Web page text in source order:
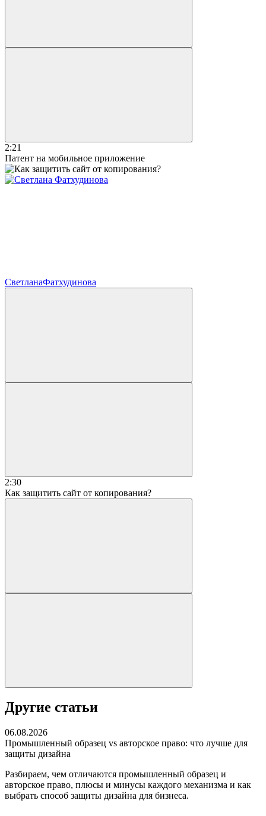
2:21
Патент на мобильное приложение
СветланаФатхудинова
2:30
Как защитить сайт от копирования?
Другие статьи
06.08.2026
Промышленный образец vs авторское право: что лучше для
защиты дизайна
Разбираем, чем отличаются промышленный образец и
авторское право, плюсы и минусы каждого механизма и как
выбрать способ защиты дизайна для бизнеса.